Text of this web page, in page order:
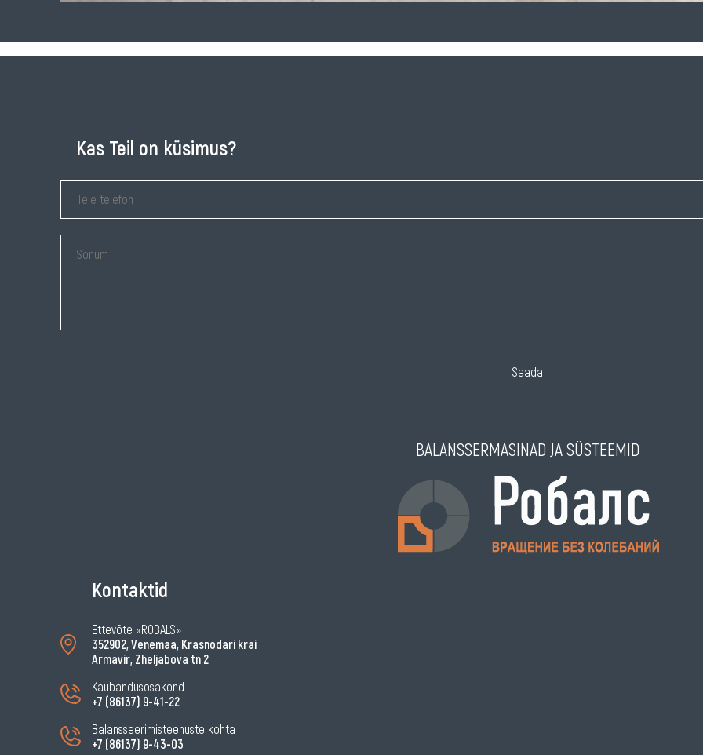
Kas Teil on küsimus?
Saada
BALANSSERMASINAD JA SÜSTEEMID
Kontaktid
Ettevõte «ROBALS»
352902, Venemaa, Krasnodari krai
Armavir, Zheljabova tn 2
Kaubandusosakond
+7 (86137) 9-41-22
Balansseerimisteenuste kohta
+7 (86137) 9-43-03